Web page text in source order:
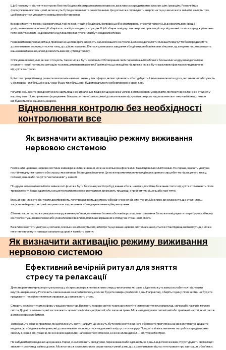
Щоб повернути відчуття контролю без необхідності контролювати все навколо, важливо зосередитися на власних діях і реакціях. Розпочніть з
формулювання чітких цілей, які можуть бути досяжними та реалістичними. Це допоможе спрямувати енергію на те, що ви можете змінити, замість того,
щоб намагатися управляти зовнішніми обставинами.
Використовуйте техніки саморегуляції, такі як медитація або дихальні вправи, щоб знизити рівень стресу й тривоги. Це дозволить вам краще
усвідомлювати власні емоції і зберігати спокій у складних ситуаціях. Щоб зберегти відчуття контролю, практикуйте усвідомленість — зосереджуйтеся на
поточному моменті, не дозволяючи думкам про минуле чи майбутнє відволікати вас.
Розвивайте навички адаптації, приймаючи, що певні речі виходять за межі вашого контролю. Це може допомогти зменшити відчуття безпорадності та
дозволити вам зосередитися на тому, що дійсно важливо. Вчіться делегувати завдання або ділитися обов’язками з іншими, адже це не лише полегшить
ваше навантаження, але й дозволить вам відчути підтримку.
Спілкування з людьми, які вас оточують, також може бути корисним. Обговорення своїх переживань і проблем з близькими чи друзями допомагає
отримати новий погляд на ситуацію та зменшити навантаження. Пам’ятайте, що емоційна підтримка може бути важливим фактором у відновленні
відчуття контролю.
Крім того, працюйте над розвитком власних навичок і знань у тих сферах, які вас цікавлять або турбують. Це може включати курси, читання книг або участь
у семінарах. Чим більше знань у вас буде, тим більше ви будете відчувати себе впевнено в своїх діях.
Регулярно оцінюйте свої досягнення, навіть якщо вони маленькі. Ведення щоденника успіхів допоможе вам усвідомити, які позитивні зміни вже сталися у
вашому житті. Це сприятиме формуванню більш позитивної самооцінки і дозволить вам відчувати контроль над власним життям, навіть якщо не все
відбувається за вашим сценарієм.
Відновлення контролю без необхідності
контролювати все
Як визначити активацію режиму виживання
нервовою системою
Розпізнати, що ваша нервова система живе в режимі виживання, можна за кількома фізичними та емоційними симптомами. По-перше, зверніть увагу на
постійне відчуття тривоги або страху, яке виникає без видимої причини. Це може проявлятися у вигляді прискореного серцебиття, підвищеного тиску,
потовиділення або почуття "метеликиків" у животі.
По-друге, ви можете помітити зміни в сні. Це може бути безсоння, часті пробудження або ж, навпаки, постійне бажання спати і відчуття втоми навіть після
тривалого сну. Ваша здатність концентруватися може знижуватися, виникають труднощі з прийняттям рішень або пам'яттю.
Емоційно ви можете відчувати дратівливість, легку вразливість до стресу або відчуження від оточуючих. Можливо, ви зауважите, що стали менш
зацікавлені в речах, які раніше приносили задоволення, або відчуваєте емоційну вигорання.
Фізично ваше тіло може реагувати напруженням у м'язах, головними болями або навіть розладами травлення. Ви можете відчувати потребу у постійному
контролі ситуації навколо вас або уникати нових викликів, приймаючи рішення з огляду на страх невідомого.
Важливо звертати увагу на ці сигнали, оскільки вони можуть свідчити про те, що ваша нервова система знаходиться в стані підвищеної напруги, що може
негативно вплинути на ваше загальне здоров'я та якість життя.
Як визначити активацію режиму виживання
нервовою системою
Ефективний вечірній ритуал для зняття
стресу та релаксації
Для створення вечірнього ритуалу виходу зі стресового режиму важливо спершу визначити, які саме дії допоможуть вам розслабитися і відновити
внутрішню рівновагу. Розпочніть з визначення конкретного часу, коли ви будете завершувати свій день. Наприклад, оберіть годину, після якої ви не будете
працювати і не займатиметеся справами, що викликають стрес.
Створіть комфортну атмосферу у вашому просторі. Вимкніть яскраве світло та використовуйте м’яке освітлення, наприклад, свічки або лампи із теплого
світла. Додайте елементи, які заспокоюють: ароматичні свічки, ефірні олії, або запашні трави. Можна підготувати теплий чай або трав’яний настій, який також
допоможе розслабитися.
Запровадьте фізичні практики, які допоможуть зняти напругу. Це можуть бути легкі розтяжки, йога або просто прогулянка на свіжому повітрі. Додайте
медитацію або дихальні вправи, які дозволять вам зосередитися на диханні та відпустити напругу. Приділіть кілька хвилин на те, щоб зосередитися на
своєму диханні, відчуваючи, як з кожним вдихом ви наповнюєтеся спокоєм, а з кожним видихом — відпускаєте стрес.
Не забувайте про ведення щоденника. Перед сном запишіть свої думки, переживання або вдячність за день. Це допоможе вам структурувати свої емоції і
звільнити розум від зайвих думок. Можна також скласти список справ на наступний день, що дозволить вам відпустити тривоги про завтрашні обов'язки.